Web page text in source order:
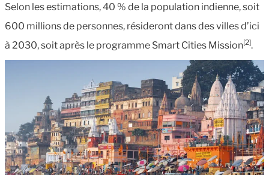
Selon les estimations, 40 % de la population indienne, soit
600 millions de personnes, résideront dans des villes d’ici
à 2030, soit après le programme Smart Cities Mission[2].